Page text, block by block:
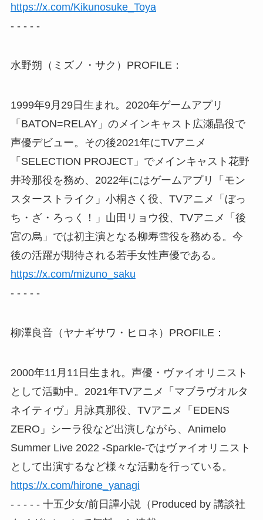
https://x.com/Kikunosuke_Toya
- - - - -
水野朔（ミズノ・サク）PROFILE：
1999年9月29日生まれ。2020年ゲームアプリ
「BATON=RELAY」のメインキャスト広瀬晶役で
声優デビュー。その後2021年にTVアニメ
「SELECTION PROJECT」でメインキャスト花野
井玲那役を務め、2022年にはゲームアプリ「モン
スターストライク」小桐さく役、TVアニメ「ぼっ
ち・ざ・ろっく！」山田リョウ役、TVアニメ「後
宮の烏」では初主演となる柳寿雪役を務める。今
後の活躍が期待される若手女性声優である。
https://x.com/mizuno_saku
- - - - -
柳澤良音（ヤナギサワ・ヒロネ）PROFILE：
2000年11月11日生まれ。声優・ヴァイオリニスト
として活動中。2021年TVアニメ「マブラヴオルタ
ネイティヴ」月詠真那役、TVアニメ「EDENS
ZERO」シーラ役など出演しながら、Animelo
Summer Live 2022 -Sparkle-ではヴァイオリニスト
として出演するなど様々な活動を行っている。
https://x.com/hirone_yanagi
- - - - - 十五少女/前日譚小説（Produced by 講談社